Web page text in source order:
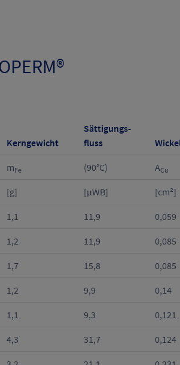
Kerngewicht
Sättigungs-
fluss
mFe (90°C) ACu
[g] [µWB] [cm²]
1,1 11,9 0,059
1,2 11,9 0,085
1,7 15,8 0,085
1,2 9,9 0,14
1,1 9,3 0,121
4,3 31,7 0,124